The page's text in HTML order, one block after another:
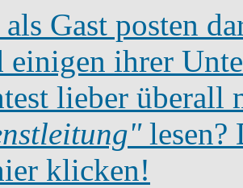
Gast posten
einigen ihrer
lieber überall
lesen?
klicken!